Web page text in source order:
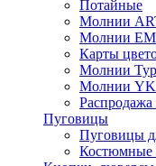
Потайные
Молнии
Молнии
Карты
Молнии
Молнии
Пуговицы
Пуговицы
Костюмные